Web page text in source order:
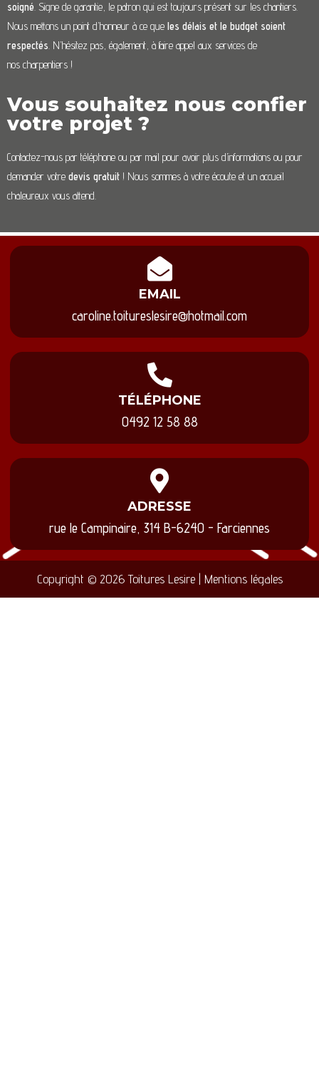
soigné . Signe de garantie, le patron qui est toujours présent sur les chantiers.
Nous mettons un point d’honneur à ce que les délais et le budget soient
respectés . N’hésitez pas, également, à faire appel aux services de
nos charpentiers !
Vous souhaitez nous confier
votre projet ?
Contactez-nous par téléphone ou par mail pour avoir plus d’informations ou pour
demander votre devis gratuit ! Nous sommes à votre écoute et un accueil
chaleureux vous attend.
EMAIL
caroline.toitureslesire@hotmail.com
TÉLÉPHONE
0492 12 58 88
ADRESSE
rue le Campinaire, 314 B-6240 - Farciennes
Copyright © 2026 Toitures Lesire | Mentions légales